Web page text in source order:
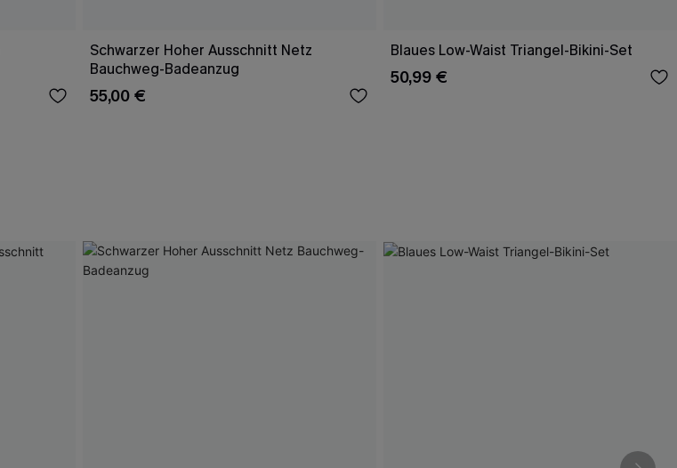
Schwarzer Hoher Ausschnitt Netz
Bauchweg-Badeanzug
55,00 €
Blaues Low-Waist Triangel-Bikini-Set
50,99 €